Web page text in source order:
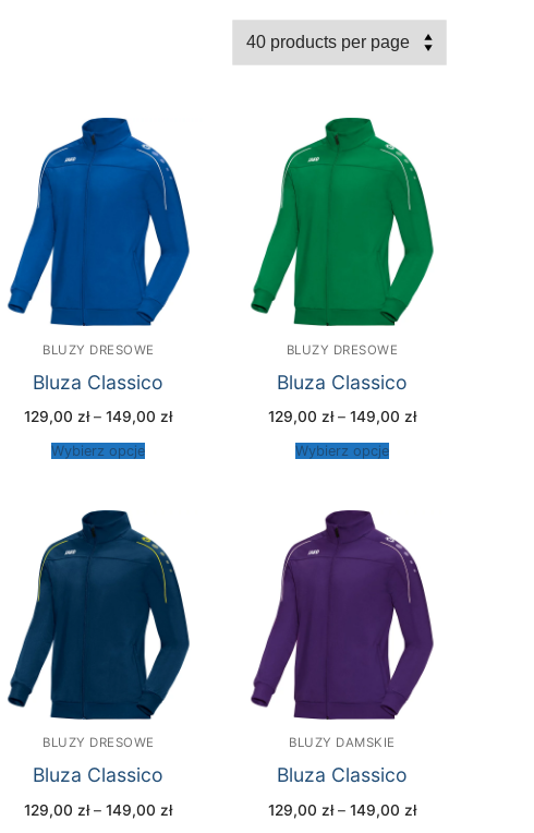
BLUZY DRESOWE
Bluza Classico
129,00 zł – 149,00 złZakres
Wybierz opcje
BLUZY DRESOWE
Bluza Classico
129,00 zł – 149,00 złZakres
Wybierz opcje
BLUZY DRESOWE
Bluza Classico
129,00 zł – 149,00 złZakres
BLUZY DAMSKIE
Bluza Classico
129,00 zł – 149,00 złZakres